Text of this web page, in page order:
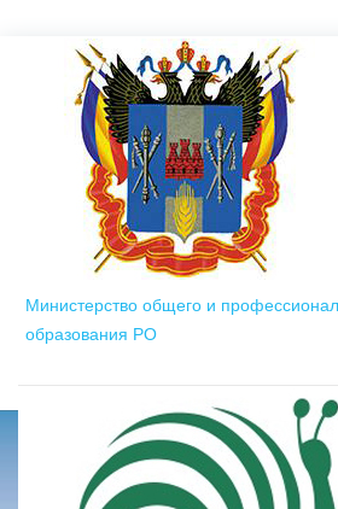
Министерство общего и
образования РО